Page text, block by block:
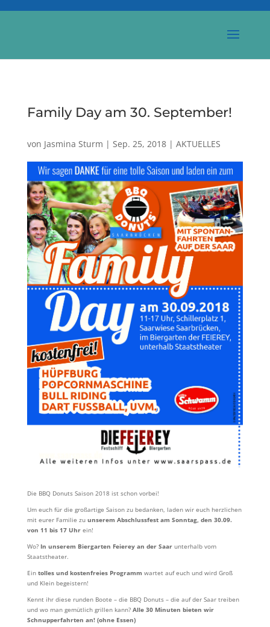
Family Day am 30. September!
von Jasmina Sturm | Sep. 25, 2018| AKTUELLES
Die BBQ Donuts Saison 2018 ist schon vorbei!
Um euch für die großartige Saison zu bedanken, laden wir euch herzlichen
mit eurer Familie zuunserem Abschlussfest am Sonntag, den 30.09.
von 11 bis 17 Uhrein!
Wo? In unserem Biergarten Feierey an der Saarunterhalb vom
Staatstheater.
Ein tolles und kostenfreies Programm wartet auf euch und wird Groß
und Klein begeistern!
Kennt ihr diese runden Boote – die BBQ Donuts – die auf der Saar treiben
und wo man gemütlich grillen kann? Alle 30 Minuten bieten wir
Schnupperfahrten an! (ohne Essen)